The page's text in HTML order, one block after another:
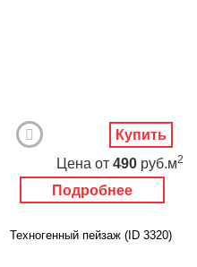
Подробнее
Цена от 490 руб.м2
Купить
Техногенный пейзаж (ID 3320)